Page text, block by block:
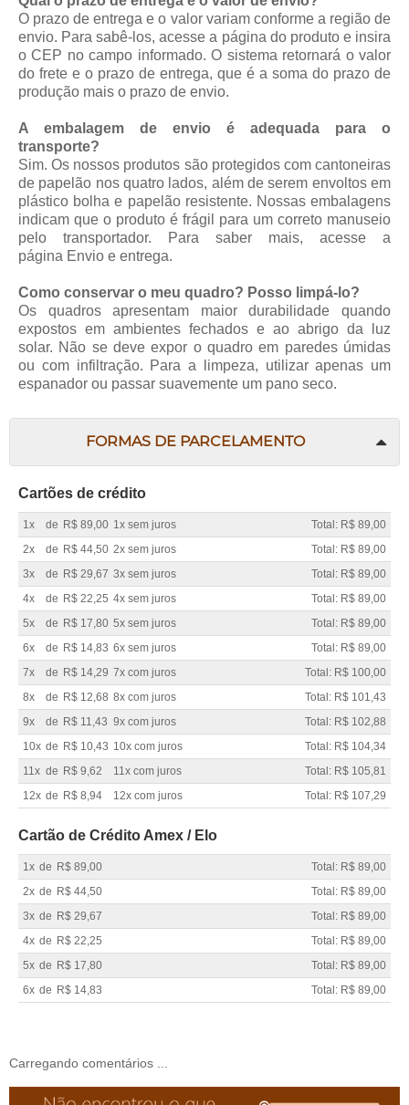
O prazo de entrega e o valor variam conforme a região de
envio. Para sabê-los, acesse a página do produto e insira
o CEP no campo informado. O sistema retornará o valor
do frete e o prazo de entrega, que é a soma do prazo de
produção mais o prazo de envio.
A embalagem de envio é adequada para o
transporte?
Sim. Os nossos produtos são protegidos com cantoneiras
de papelão nos quatro lados, além de serem envoltos em
plástico bolha e papelão resistente. Nossas embalagens
indicam que o produto é frágil para um correto manuseio
pelo transportador. Para saber mais, acesse a
página Envio e entrega.
Como conservar o meu quadro? Posso limpá-lo?
Os quadros apresentam maior durabilidade quando
expostos em ambientes fechados e ao abrigo da luz
solar. Não se deve expor o quadro em paredes úmidas
ou com infiltração. Para a limpeza, utilizar apenas um
espanador ou passar suavemente um pano seco.
FORMAS DE PARCELAMENTO
Cartões de crédito
1x de R$ 89,00 1x sem juros
Total: R$ 89,00
2x
de R$ 44,50 2x sem juros
Total: R$ 89,00
3x
de R$ 29,67 3x sem juros
Total: R$ 89,00
4x
de R$ 22,25 4x sem juros
Total: R$ 89,00
5x
de R$ 17,80 5x sem juros
Total: R$ 89,00
6x
de R$ 14,83 6x sem juros
Total: R$ 89,00
7x
de R$ 14,29 7x com juros
Total: R$ 100,00
8x
de R$ 12,68 8x com juros
Total: R$ 101,43
9x
de R$ 11,43 9x com juros
Total: R$ 102,88
10x de R$ 10,43 10x com juros
Total: R$ 104,34
11x de R$ 9,62 11x com juros
Total: R$ 105,81
12x de R$ 8,94 12x com juros Total: R$ 107,29
Cartão de Crédito Amex / Elo
1x de R$ 89,00
Total: R$ 89,00
2x de R$ 44,50
Total: R$ 89,00
3x de R$ 29,67
Total: R$ 89,00
4x de R$ 22,25
Total: R$ 89,00
5x de R$ 17,80
Total: R$ 89,00
6x de R$ 14,83 Total: R$ 89,00
Carregando comentários ...